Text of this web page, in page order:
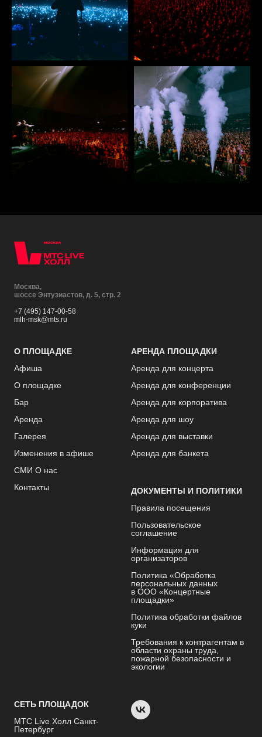
Москва,
шоссе Энтузиастов, д. 5, стр. 2
+7 (495) 147-00-58
mlh-msk@mts.ru
О ПЛОЩАДКЕ
Афиша
О площадке
Бар
Аренда
Галерея
Изменения в афише
СМИ О нас
Контакты
АРЕНДА ПЛОЩАДКИ
Аренда для концерта
Аренда для конференции
Аренда для корпоратива
Аренда для шоу
Аренда для выставки
Аренда для банкета
ДОКУМЕНТЫ И ПОЛИТИКИ
Правила посещения
Пользовательское
соглашение
Информация для
организаторов
Политика «Обработка
персональных данных
в ООО «Концертные
площадки»
Политика обработки файлов
куки
Требования к контрагентам в
области охраны труда,
пожарной безопасности и
экологии
СЕТЬ ПЛОЩАДОК
МТС Live Холл Санкт-
Петербург